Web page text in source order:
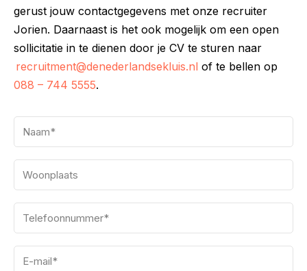
gerust jouw contactgegevens met onze recruiter
Jorien. Daarnaast is het ook mogelijk om een open
sollicitatie in te dienen door je CV te sturen naar
recruitment@denederlandsekluis.nl of te bellen op
088 – 744 5555.